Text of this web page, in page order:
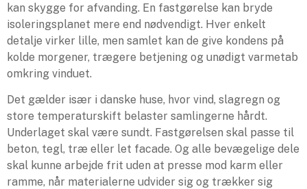
kan skygge for afvanding. En fastgørelse kan bryde
isoleringsplanet mere end nødvendigt. Hver enkelt
detalje virker lille, men samlet kan de give kondens på
kolde morgener, trægere betjening og unødigt varmetab
omkring vinduet.
Det gælder især i danske huse, hvor vind, slagregn og
store temperaturskift belaster samlingerne hårdt.
Underlaget skal være sundt. Fastgørelsen skal passe til
beton, tegl, træ eller let facade. Og alle bevægelige dele
skal kunne arbejde frit uden at presse mod karm eller
ramme, når materialerne udvider sig og trækker sig